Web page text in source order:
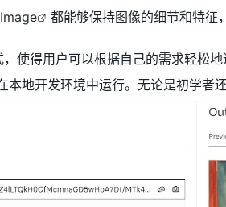
都能够保持图像的细节和特征
使得用户可以根据自己的需求轻松
地开发环境中运行。无论是初学者